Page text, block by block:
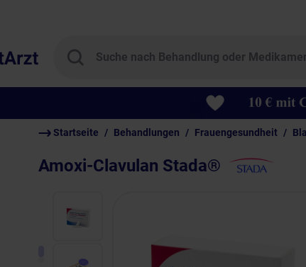
Startseite Behandlungen Frauengesundheit
Amoxi-Clavulan Stada®